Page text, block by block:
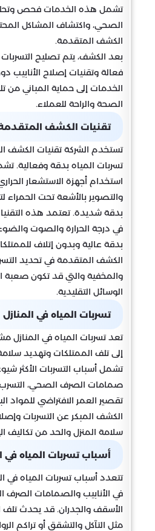
تشمل هذه الخدمات فحص
الصحي، واكتشاف المشاكل
الكشف المتقدمة.
بعد الكشف، يتم تصليح
فعالة وتقنيات إصلاح
الخدمات إلى حماية المباني من
الصحة والراحة للعملاء.
تقنيات الكشف
تستخدم الشركة تقنيات الكشف
تسربات المياه بدقة وفعالية.
استخدام أجهزة الاستشعار
والتصوير بالأشعة تحت الحمراء
بدقة شديدة. تعتمد هذه
في درجة الحرارة والصوت
بدقة عالية وبدون إتلاف
الكشف المتقدمة في تحديد
والمخفية والتي قد تكون
الوسائل التقليدية.
تسربات المياه في المنازل
تعد تسربات المياه في المنازل
إلى تلف الممتلكات وتهديد سلامة
تشمل أسباب التسربات الأكثر
صمامات الصرف الصحي، التسرب
تقصير العمر الافتراضي للمواد
الكشف المبكر عن التسربات
سلامة المنزل والحد من تكاليف
أسباب تسربات المياه في
تتعدد أسباب تسربات المياه في
في الأنابيب والصمامات
الأسقف والجدران. قد يحدث تلف
مثل التآكل والتشقق أو تراكم